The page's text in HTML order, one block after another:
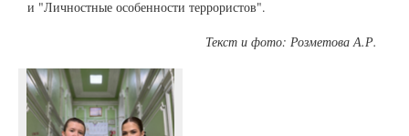
и "Личностные особенности террористов".
Текст и фото: Розметова А.Р.